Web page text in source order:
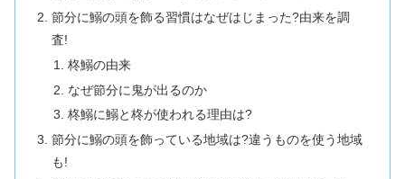
節分に鰯の頭を飾る習慣はなぜはじまった?由来を調
査!
柊鰯の由来
なぜ節分に鬼が出るのか
柊鰯に鰯と柊が使われる理由は?
節分に鰯の頭を飾っている地域は?違うものを使う地域
も!